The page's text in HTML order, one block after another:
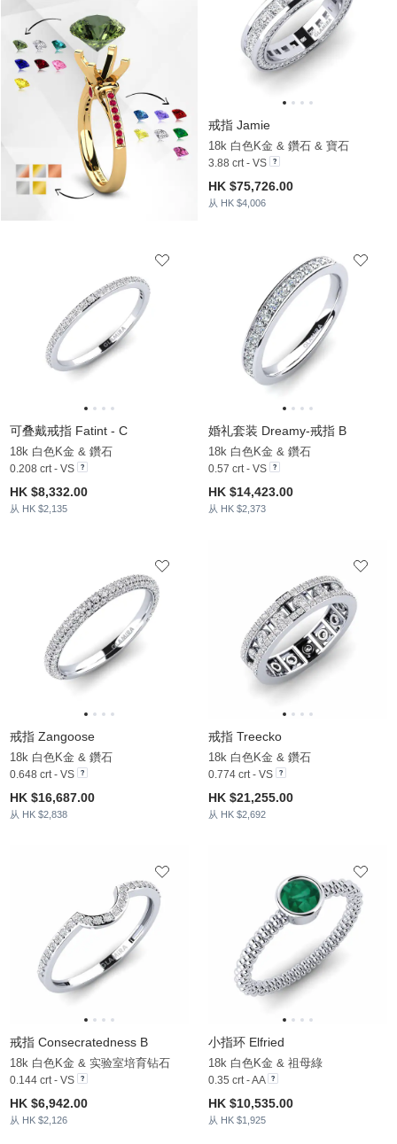
戒指 Jamie
18k 白色K金 & 鑽石 & 寶石
3.88 crt - VS
HK $75,726.00
从 HK $4,006
可叠戴戒指 Fatint - C
18k 白色K金 & 鑽石
0.208 crt - VS
HK $8,332.00
从 HK $2,135
婚礼套装 Dreamy-戒指 B
18k 白色K金 & 鑽石
0.57 crt - VS
HK $14,423.00
从 HK $2,373
戒指 Zangoose
18k 白色K金 & 鑽石
0.648 crt - VS
HK $16,687.00
从 HK $2,838
戒指 Treecko
18k 白色K金 & 鑽石
0.774 crt - VS
HK $21,255.00
从 HK $2,692
戒指 Consecratedness B
18k 白色K金 & 实验室培育钻石
0.144 crt - VS
HK $6,942.00
从 HK $2,126
小指环 Elfried
18k 白色K金 & 祖母綠
0.35 crt - AA
HK $10,535.00
从 HK $1,925